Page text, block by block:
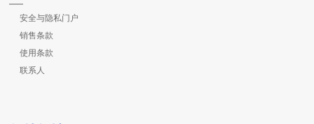
安全与隐私门户
销售条款
使用条款
联系人